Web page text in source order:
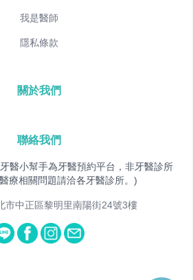
我是醫師
隱私條款
關於我們
聯絡我們
醫小幫手為牙醫預約平台，非牙醫診所
療相關問題請洽各牙醫診所。)
市中正區黎明里南陽街24號3樓